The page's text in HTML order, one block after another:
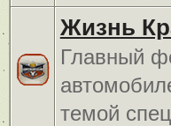
Жизнь
Главный
темой